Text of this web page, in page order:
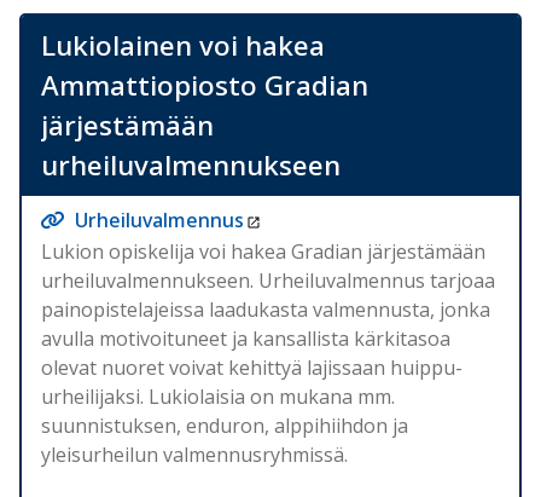
Lukiolainen voi hakea
Ammattiopiosto Gradian
järjestämään
urheiluvalmennukseen
Urheiluvalmennus
Lukion opiskelija voi hakea Gradian järjestämään
urheiluvalmennukseen. Urheiluvalmennus tarjoaa
painopistelajeissa laadukasta valmennusta, jonka
avulla motivoituneet ja kansallista kärkitasoa
olevat nuoret voivat kehittyä lajissaan huippu-
urheilijaksi. Lukiolaisia on mukana mm.
suunnistuksen, enduron, alppihiihdon ja
yleisurheilun valmennusryhmissä.